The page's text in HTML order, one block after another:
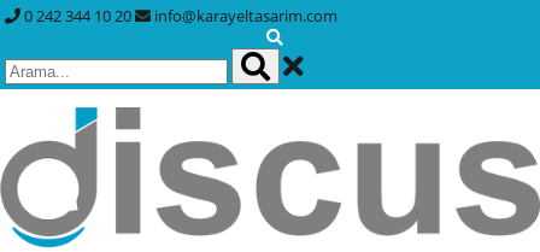
0 242 344 10 20 info@karayeltasarim.com